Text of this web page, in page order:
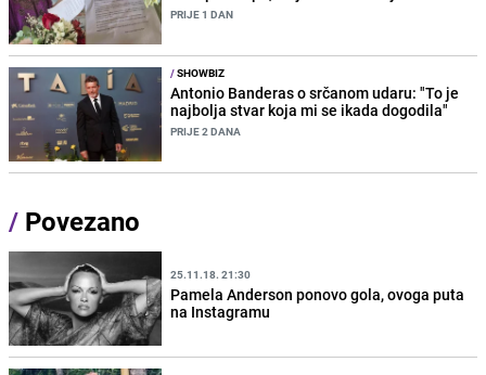
PRIJE 1 DAN
/SHOWBIZ
Antonio Banderas o srčanom udaru: "To je
najbolja stvar koja mi se ikada dogodila"
PRIJE 2 DANA
/ Povezano
25.11.18. 21:30
Pamela Anderson ponovo gola, ovoga puta
na Instagramu